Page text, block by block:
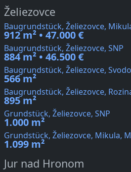
Želiezovce
Baugrundstück, Želiezovce,
912 m² • 47.000 €
Baugrundstück, Želiezovce, SNP
884 m² • 46.500 €
Baugrundstück, Želiezovce,
566 m²
Baugrundstück, Želiezovce,
895 m²
Grundstück, Želiezovce, SNP
1.000 m²
Grundstück, Želiezovce, Mikula,
1.099 m²
Jur nad Hronom